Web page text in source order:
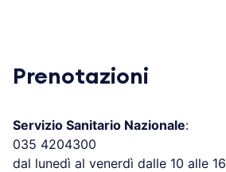
Prenotazioni
Servizio Sanitario Nazionale:
035 4204300
dal lunedì al venerdì dalle 10 alle 16